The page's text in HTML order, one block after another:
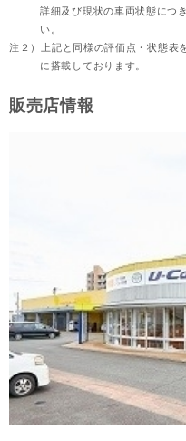
詳細及び現状の車両状態につ
い。
注２）
上記と同様の評価点・状態
に搭載しております。
販売店情報